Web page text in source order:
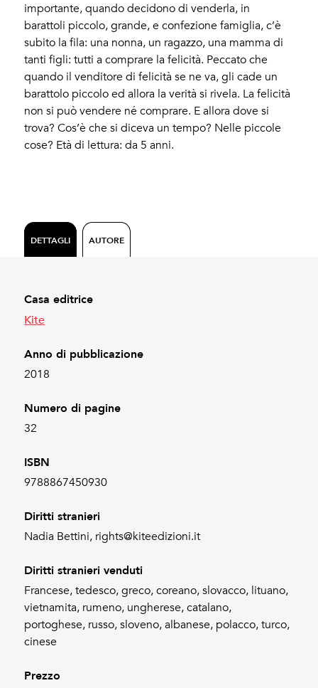
importante, quando decidono di venderla, in
barattoli piccolo, grande, e confezione famiglia, c’è
subito la fila: una nonna, un ragazzo, una mamma di
tanti figli: tutti a comprare la felicità. Peccato che
quando il venditore di felicità se ne va, gli cade un
barattolo piccolo ed allora la verità si rivela. La felicità
non si può vendere né comprare. E allora dove si
trova? Cos’è che si diceva un tempo? Nelle piccole
cose? Età di lettura: da 5 anni.
DETTAGLI AUTORE
Casa editrice
Kite
Anno di pubblicazione
2018
Numero di pagine
32
ISBN
9788867450930
Diritti stranieri
Nadia Bettini, rights@kiteedizioni.it
Diritti stranieri venduti
Francese, tedesco, greco, coreano, slovacco, lituano,
vietnamita, rumeno, ungherese, catalano,
portoghese, russo, sloveno, albanese, polacco, turco,
cinese
Prezzo